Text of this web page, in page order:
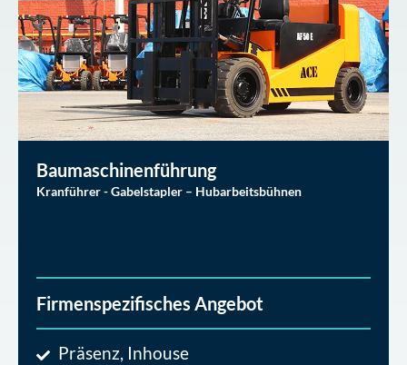
Baumaschinenführung
Kranführer - Gabelstapler – Hubarbeitsbühnen
Firmenspezifisches Angebot
Präsenz, Inhouse